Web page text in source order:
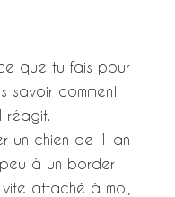
que tu fais pour
savoir comment
réagit.
un chien de 1 an
à un border
vite attaché à moi,